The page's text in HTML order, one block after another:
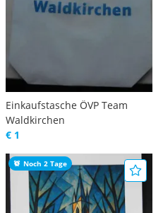
Einkaufstasche ÖVP Team
Waldkirchen
€ 1
Noch 2 Tage